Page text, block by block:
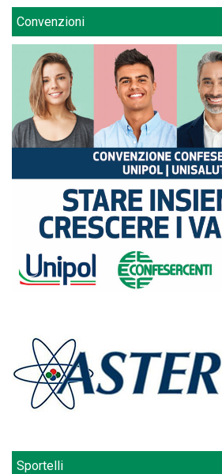
Convenzioni
Sportelli